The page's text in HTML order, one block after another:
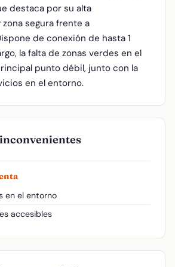
destaca por su alta
segura frente a
de conexión de hasta 1
la falta de zonas verdes en el
punto débil, junto con la
en el entorno.
en el entorno
accesibles